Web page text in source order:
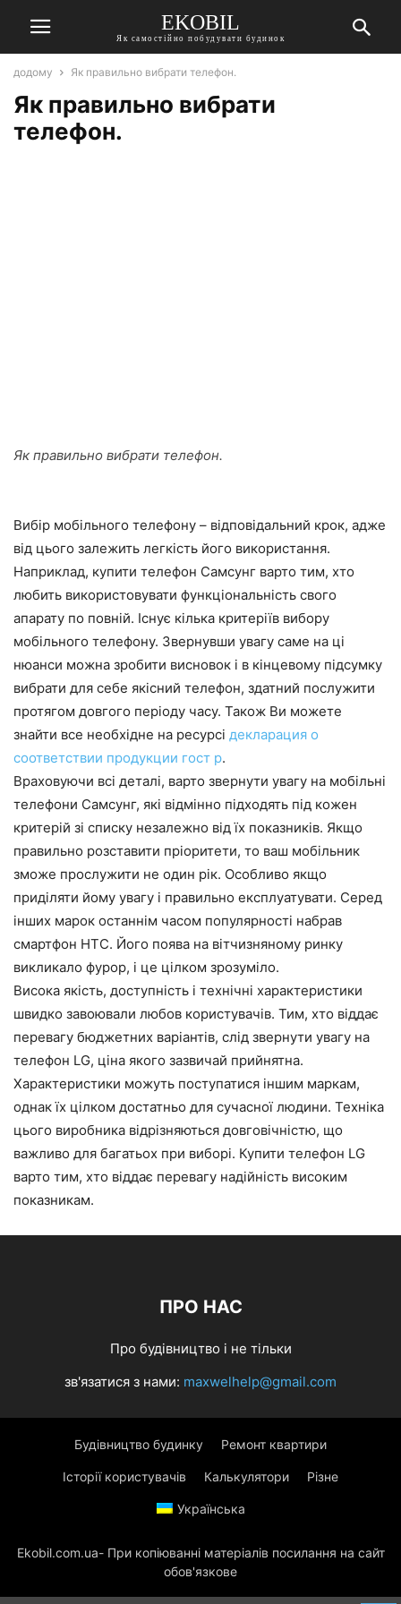
EKOBIL
Як самостійно побудувати будинок
додому Як правильно вибрати телефон.
Як правильно вибрати
телефон.
Як правильно вибрати телефон.
Вибір мобільного телефону – відповідальний крок, адже
від цього залежить легкість його використання.
Наприклад, купити телефон Самсунг варто тим, хто
любить використовувати функціональність свого
апарату по повній. Існує кілька критеріїв вибору
мобільного телефону. Звернувши увагу саме на ці
нюанси можна зробити висновок і в кінцевому підсумку
вибрати для себе якісний телефон, здатний послужити
протягом довгого періоду часу. Також Ви можете
знайти все необхідне на ресурсі декларация о
соответствии продукции гост р.
Враховуючи всі деталі, варто звернути увагу на мобільні
телефони Самсунг, які відмінно підходять під кожен
критерій зі списку незалежно від їх показників. Якщо
правильно розставити пріоритети, то ваш мобільник
зможе прослужити не один рік. Особливо якщо
приділяти йому увагу і правильно експлуатувати. Серед
інших марок останнім часом популярності набрав
смартфон HTC. Його поява на вітчизняному ринку
викликало фурор, і це цілком зрозуміло.
Висока якість, доступність і технічні характеристики
швидко завоювали любов користувачів. Тим, хто віддає
перевагу бюджетних варіантів, слід звернути увагу на
телефон LG, ціна якого зазвичай прийнятна.
Характеристики можуть поступатися іншим маркам,
однак їх цілком достатньо для сучасної людини. Техніка
цього виробника відрізняються довговічністю, що
важливо для багатьох при виборі. Купити телефон LG
варто тим, хто віддає перевагу надійність високим
показникам.
ПРО НАС
Про будівництво і не тільки
зв'язатися з нами: maxwelhelp@gmail.com
Будівництво будинку Ремонт квартири
Історії користувачів Калькулятори Різне
Українська
Ekobil.com.ua- При копіюванні матеріалів посилання на сайт
обов'язкове